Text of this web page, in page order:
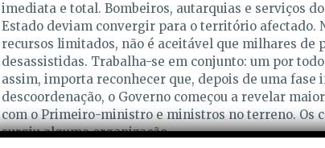
imediata e total. Bombeiros, autarquias e serviços do
Estado deviam convergir para o território afectado.
recursos limitados, não é aceitável que milhares de
desassistidas. Trabalha-se em conjunto: um por
assim, importa reconhecer que, depois de uma fase
descoordenação, o Governo começou a revelar
com o Primeiro-ministro e ministros no terreno. Os
surgiu alguma organização.